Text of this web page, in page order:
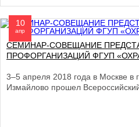
10
апр
СЕМИНАР-СОВЕЩАНИЕ
ПРОФОРГАНИЗАЦИЙ ФГУП
3–5 апреля 2018 года в Москве в
Измайлово прошел